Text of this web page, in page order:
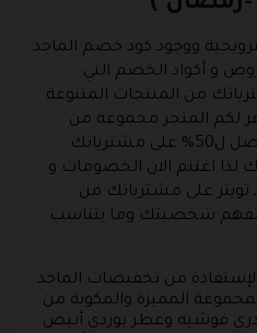
ووجود كود خصم الماجد
و أكواد الخصم التي
من المنتجات المتنوعة
لكم المتجر مجموعة من
العروض والخصومات التي تصل ل50% على مشترياتك
لذا اغتنم الان الخصومات و
على مشترياتك من
تفهم شخصيتك وما يتناسب
من تخفيضات الماجد
هذه المجموعة المميزة والمكونة من
فوشيه وعطر بوردي أبيض